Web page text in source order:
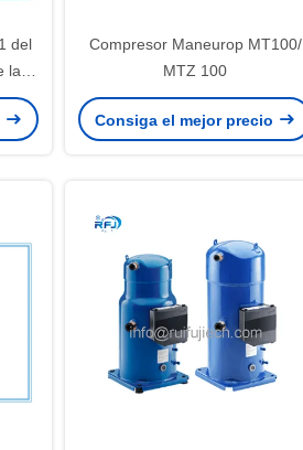
del
la
refrigeración de la serie de ZF
Compresor Maneurop MT100/
MTZ 100
Consiga el mejor precio